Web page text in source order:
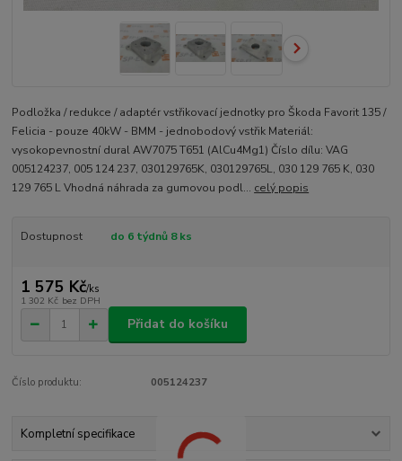
Podložka / redukce / adaptér vstřikovací jednotky pro Škoda Favorit 135 /
Felicia - pouze 40kW - BMM - jednobodový vstřik Materiál:
vysokopevnostní dural AW7075 T651 (AlCu4Mg1) Číslo dílu: VAG
005124237, 005 124 237, 030129765K, 030129765L, 030 129 765 K, 030
129 765 L Vhodná náhrada za gumovou podl... celý popis
Dostupnost do 6 týdnů 8 ks
1 575 Kč/ks
1 302 Kč bez DPH
Přidat do košíku
Číslo produktu: 005124237
Kompletní specifikace